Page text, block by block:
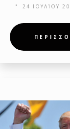
24 ΙΟΥΛΊΟΥ